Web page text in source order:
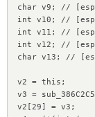
char v9; //
int v10; //
int v11; //
int v12; //
char v13; //
  v2 = this;
v3 =
  v2[29] = v3;